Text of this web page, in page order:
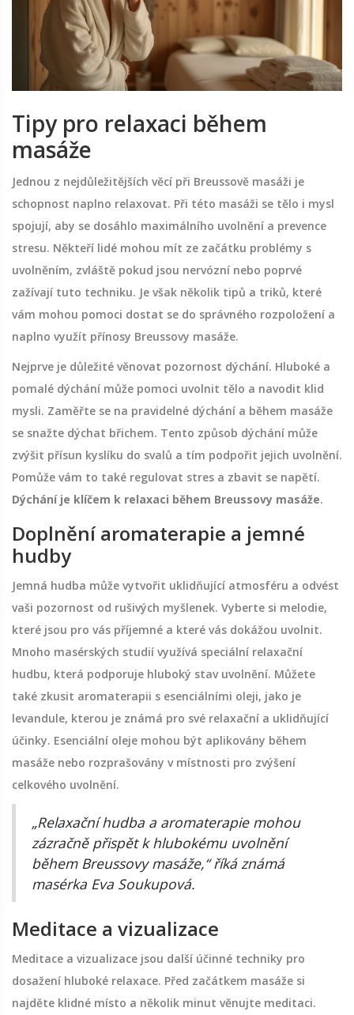
Tipy pro relaxaci během
masáže
Jednou z nejdůležitějších věcí při Breussově masáži je
schopnost naplno relaxovat. Při této masáži se tělo i mysl
spojují, aby se dosáhlo maximálního uvolnění a prevence
stresu. Někteří lidé mohou mít ze začátku problémy s
uvolněním, zvláště pokud jsou nervózní nebo poprvé
zažívají tuto techniku. Je však několik tipů a triků, které
vám mohou pomoci dostat se do správného rozpoložení a
naplno využít přínosy Breussovy masáže.
Nejprve je důležité věnovat pozornost dýchání. Hluboké a
pomalé dýchání může pomoci uvolnit tělo a navodit klid
mysli. Zaměřte se na pravidelné dýchání a během masáže
se snažte dýchat břichem. Tento způsob dýchání může
zvýšit přísun kyslíku do svalů a tím podpořit jejich uvolnění.
Pomůže vám to také regulovat stres a zbavit se napětí.
Dýchání je klíčem k relaxaci během Breussovy masáže.
Doplnění aromaterapie a jemné
hudby
Jemná hudba může vytvořit uklidňující atmosféru a odvést
vaši pozornost od rušivých myšlenek. Vyberte si melodie,
které jsou pro vás příjemné a které vás dokážou uvolnit.
Mnoho masérských studií využívá speciální relaxační
hudbu, která podporuje hluboký stav uvolnění. Můžete
také zkusit aromaterapii s esenciálními oleji, jako je
levandule, kterou je známá pro své relaxační a uklidňující
účinky. Esenciální oleje mohou být aplikovány během
masáže nebo rozprašovány v místnosti pro zvýšení
celkového uvolnění.
„Relaxační hudba a aromaterapie mohou
zázračně přispět k hlubokému uvolnění
během Breussovy masáže,“ říká známá
masérka Eva Soukupová.
Meditace a vizualizace
Meditace a vizualizace jsou další účinné techniky pro
dosažení hluboké relaxace. Před začátkem masáže si
najděte klidné místo a několik minut věnujte meditaci.